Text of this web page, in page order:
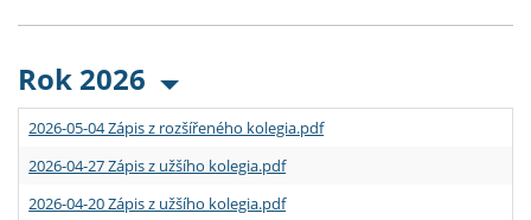
Rok 2026
2026-05-04 Zápis z rozšířeného kolegia.pdf
2026-04-27 Zápis z užšího kolegia.pdf
2026-04-20 Zápis z užšího kolegia.pdf